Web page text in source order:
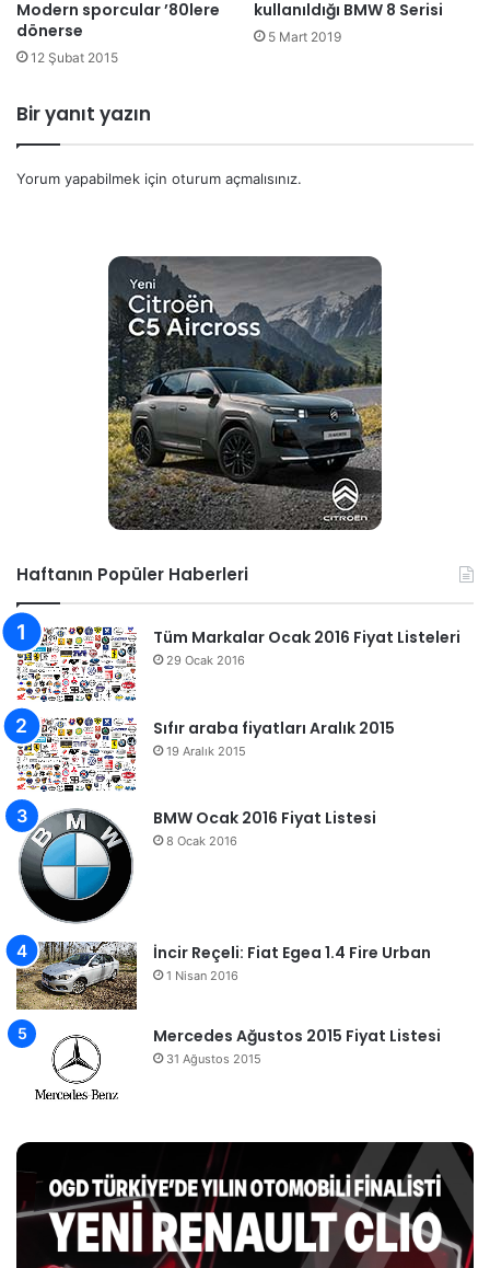
Modern sporcular ’80lere
dönerse
12 Şubat 2015
kullanıldığı BMW 8 Serisi
5 Mart 2019
Bir yanıt yazın
Yorum yapabilmek için oturum açmalısınız.
Haftanın Popüler Haberleri
Tüm Markalar Ocak 2016 Fiyat Listeleri
29 Ocak 2016
Sıfır araba fiyatları Aralık 2015
19 Aralık 2015
BMW Ocak 2016 Fiyat Listesi
8 Ocak 2016
İncir Reçeli: Fiat Egea 1.4 Fire Urban
1 Nisan 2016
Mercedes Ağustos 2015 Fiyat Listesi
31 Ağustos 2015